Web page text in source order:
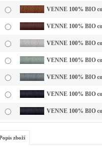
VENNE 100% BIO
VENNE 100% BIO
VENNE 100% BIO
VENNE 100% BIO
VENNE 100% BIO
VENNE 100% BIO
VENNE 100% BIO
zboží